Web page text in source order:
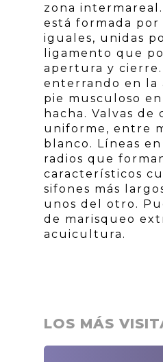
zona
está formada por
iguales, unidas
ligamento que
apertura y cierre.
enterrando en la
pie musculoso
hacha. Valvas de
uniforme, entre
blanco. Líneas
radios que
característicos
sifones más
unos del otro.
de marisqueo
acuicultura.
LOS MÁS